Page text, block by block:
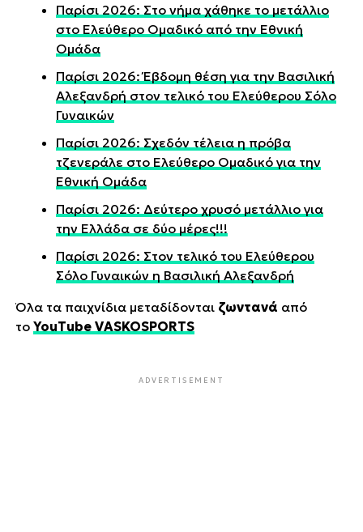
Παρίσι 2026: Στο νήμα χάθηκε το μετάλλιο
στο Ελεύθερο Ομαδικό από την Εθνική
Ομάδα
Παρίσι 2026: Έβδομη θέση για την Βασιλική
Αλεξανδρή στον τελικό του Ελεύθερου Σόλο
Γυναικών
Παρίσι 2026: Σχεδόν τέλεια η πρόβα
τζενεράλε στο Ελεύθερο Ομαδικό για την
Εθνική Ομάδα
Παρίσι 2026: Δεύτερο χρυσό μετάλλιο για
την Ελλάδα σε δύο μέρες!!!
Παρίσι 2026: Στον τελικό του Ελεύθερου
Σόλο Γυναικών η Βασιλική Αλεξανδρή
Όλα τα παιχνίδια μεταδίδονται ζωντανά από
το YouTube VASKOSPORTS
ADVERTISEMENT